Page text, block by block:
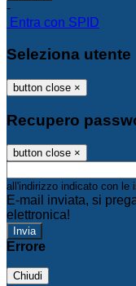
-
Entra con SPID
Seleziona utente
button close ×
Recupero
button close ×
all'indirizzo indicato con le
E-mail inviata, si
elettronica!
Errore
Chiudi